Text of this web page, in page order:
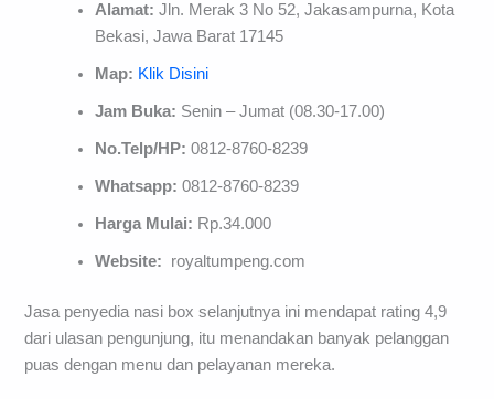
Alamat: Jln. Merak 3 No 52, Jakasampurna, Kota
Bekasi, Jawa Barat 17145
Map: Klik Disini
Jam Buka: Senin – Jumat (08.30-17.00)
No.Telp/HP: 0812-8760-8239
Whatsapp:0812-8760-8239
Harga Mulai: Rp.34.000
Website: royaltumpeng.com
Jasa penyedia nasi box selanjutnya ini mendapat rating 4,9
dari ulasan pengunjung, itu menandakan banyak pelanggan
puas dengan menu dan pelayanan mereka.